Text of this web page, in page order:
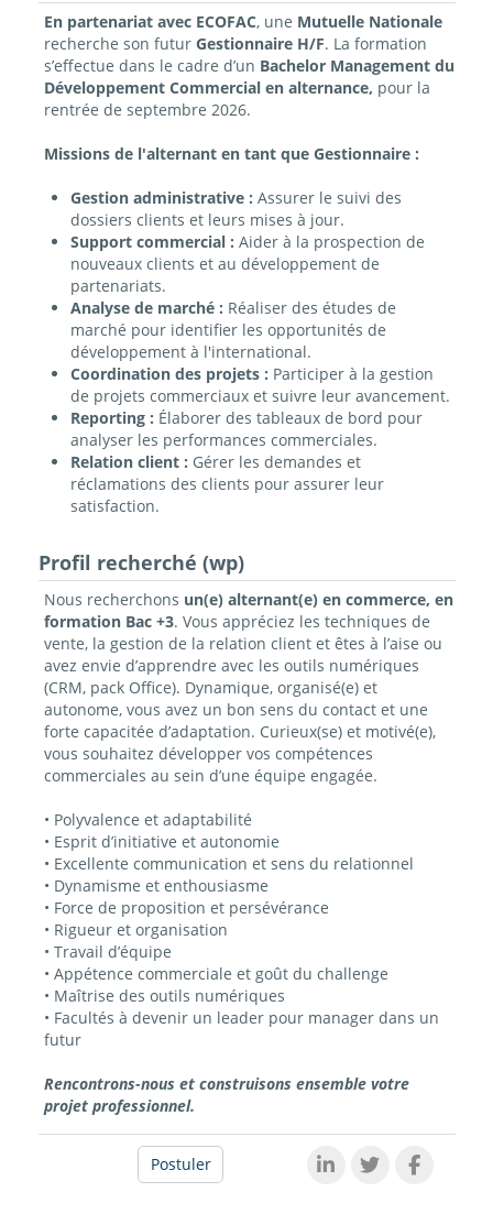
En partenariat avec ECOFAC, une Mutuelle Nationale
recherche son futur Gestionnaire H/F. La formation
s’effectue dans le cadre d’un Bachelor Management du
Développement Commercial en alternance, pour la
rentrée de septembre 2026.
Missions de l'alternant en tant que Gestionnaire :
Gestion administrative : Assurer le suivi des
dossiers clients et leurs mises à jour.
Support commercial : Aider à la prospection de
nouveaux clients et au développement de
partenariats.
Analyse de marché : Réaliser des études de
marché pour identifier les opportunités de
développement à l'international.
Coordination des projets : Participer à la gestion
de projets commerciaux et suivre leur avancement.
Reporting : Élaborer des tableaux de bord pour
analyser les performances commerciales.
Relation client : Gérer les demandes et
réclamations des clients pour assurer leur
satisfaction.
Profil recherché (wp)
Nous recherchons un(e) alternant(e) en commerce, en
formation Bac +3. Vous appréciez les techniques de
vente, la gestion de la relation client et êtes à l’aise ou
avez envie d’apprendre avec les outils numériques
(CRM, pack Office). Dynamique, organisé(e) et
autonome, vous avez un bon sens du contact et une
forte capacitée d’adaptation. Curieux(se) et motivé(e),
vous souhaitez développer vos compétences
commerciales au sein d’une équipe engagée.
• Polyvalence et adaptabilité
• Esprit d’initiative et autonomie
• Excellente communication et sens du relationnel
• Dynamisme et enthousiasme
• Force de proposition et persévérance
• Rigueur et organisation
• Travail d’équipe
• Appétence commerciale et goût du challenge
• Maîtrise des outils numériques
• Facultés à devenir un leader pour manager dans un
futur
Rencontrons-nous et construisons ensemble votre
projet professionnel.
Postuler